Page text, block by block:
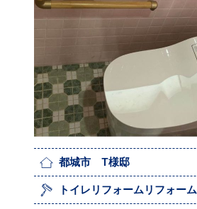
都城市 T様邸
トイレリフォームリフォーム